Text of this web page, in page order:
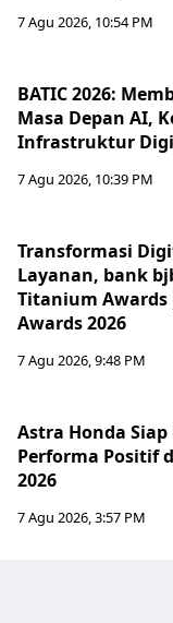
7 Agu 2026, 10:54 PM
BATIC 2026:
Masa Depan AI,
Infrastruktur
7 Agu 2026, 10:39 PM
Transformasi
Layanan, bank
Titanium Awards
Awards 2026
7 Agu 2026, 9:48 PM
Astra Honda
Performa Positif
2026
7 Agu 2026, 3:57 PM